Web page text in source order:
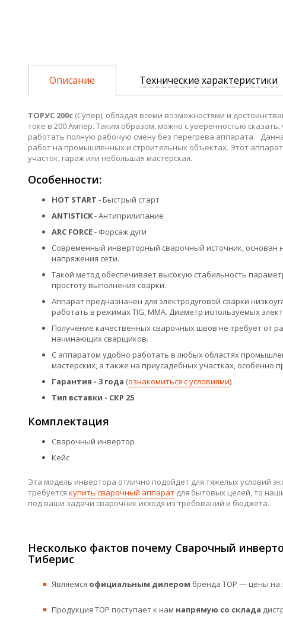
Описание Технические характеристики
ТОРУС 200с (Супер), обладая всеми возможностями и
токе в 200 Ампер. Таким образом, можно с уверенностью
работать полную рабочую смену без перегрева аппарата.
работ на промышленных и строительных объектах. Этот
участок, гараж или небольшая мастерская.
Особенности:
HOT START - Быстрый старт
ANTISTICK- Антиприлипание
ARC FORCE- Форсаж дуги
Современный инверторный сварочный источник,
напряжения сети.
Такой метод обеспечивает высокую стабильность
простоту выполнения сварки.
Аппарат предназначен для электродуговой сварки
работать в режимах TIG, MMA. Диаметр используемых
Получение качественных сварочных швов не требует от
начинающих сварщиков.
С аппаратом удобно работать в любых областях
мастерских, а также на приусадебных участках, особенно
Гарантия - 3 года (ознакомиться с условиями)
Тип вставки - СКР 25
Комплектация
Сварочный инвертор
Кейс
Эта модель инвертора отлично подойдет для тяжелых условий
требуется купить сварочный аппарат для бытовых целей, то
под ваши задачи сварочник исходя из требований и бюджета.
Несколько фактов почему Сварочный
Тиберис
Являемся официальным дилером бренда ТОР — цены на
Продукция ТОР поступает к нам напрямую со склада